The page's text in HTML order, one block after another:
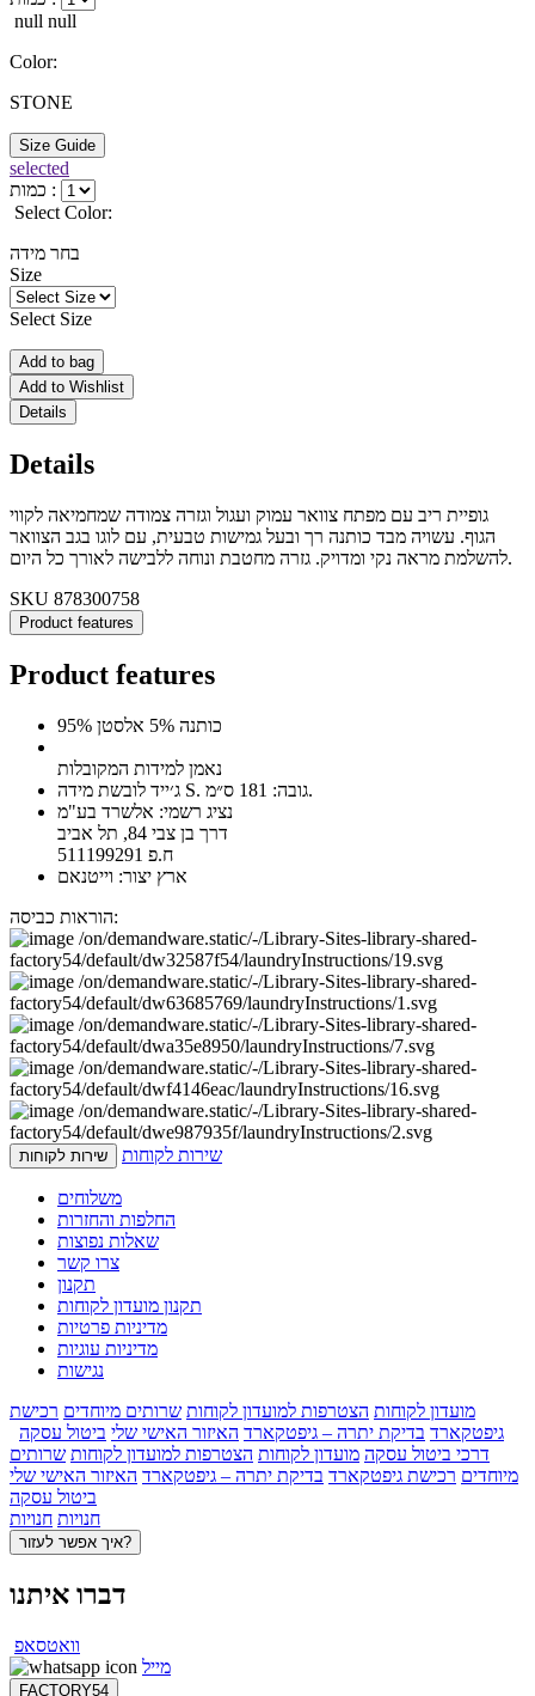
null null
Color:
STONE
Size Guide
selected
כמות :
Select Color:
בחר מידה
Size
Select Size
Add to bag
Add to Wishlist
Details
Details
גופיית ריב עם מפתח צוואר עמוק ועגול וגזרה צמודה שמחמיאה לקווי
הגוף. עשויה מבד כותנה רך ובעל גמישות טבעית, עם לוגו בגב הצוואר
להשלמת מראה נקי ומדויק. גזרה מחטבת ונוחה ללבישה לאורך כל היום.
SKU 878300758
Product features
Product features
95% כותנה 5% אלסטן
נאמן למידות המקובלות
ג׳ייד לובשת מידה S. גובה: 181 ס״מ.
נציג רשמי: אלשרד בע"מ
דרך בן צבי 84, תל אביב
ח.פ 511199291
ארץ יצור: וייטנאם
הוראות כביסה:
שירות לקוחות שירות לקוחות
משלוחים
החלפות והחזרות
שאלות נפוצות
צרו קשר
תקנון
תקנון מועדון לקוחות
מדיניות פרטיות
מדיניות עוגיות
נגישות
מועדון לקוחות הצטרפות למועדון לקוחות שרותים מיוחדים רכישת
גיפטקארד בדיקת יתרה – גיפטקארד האיזור האישי שלי ביטול עסקה
דרכי ביטול עסקה מועדון לקוחות הצטרפות למועדון לקוחות שרותים
מיוחדים רכישת גיפטקארד בדיקת יתרה – גיפטקארד האיזור האישי שלי
ביטול עסקה
חנויות חנויות
איך אפשר לעזור?
דברו איתנו
וואטסאפ
מייל
FACTORY54